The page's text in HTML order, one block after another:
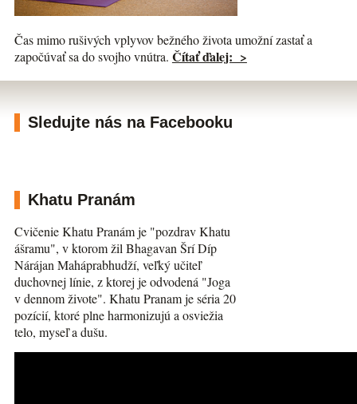
Čas mimo rušivých vplyvov bežného života umožní zastať a
započúvať sa do svojho vnútra. Čítať ďalej: >
Sledujte nás na Facebooku
Khatu Pranám
Cvičenie Khatu Pranám je "pozdrav Khatu
ášramu", v ktorom žil Bhagavan Šrí Díp
Nárájan Maháprabhudží, veľký učiteľ
duchovnej línie, z ktorej je odvodená "Joga
v dennom živote". Khatu Pranam je séria 20
pozícií, ktoré plne harmonizujú a osviežia
telo, myseľ a dušu.